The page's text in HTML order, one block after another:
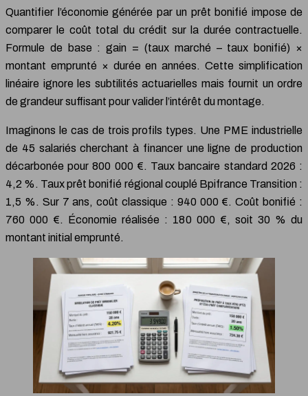
Quantifier l’économie générée par un prêt bonifié impose de
comparer le coût total du crédit sur la durée contractuelle.
Formule de base : gain = (taux marché – taux bonifié) ×
montant emprunté × durée en années. Cette simplification
linéaire ignore les subtilités actuarielles mais fournit un ordre
de grandeur suffisant pour valider l’intérêt du montage.
Imaginons le cas de trois profils types. Une PME industrielle
de 45 salariés cherchant à financer une ligne de production
décarbonée pour 800 000 €. Taux bancaire standard 2026 :
4,2 %. Taux prêt bonifié régional couplé Bpifrance Transition :
1,5 %. Sur 7 ans, coût classique : 940 000 €. Coût bonifié :
760 000 €. Économie réalisée : 180 000 €, soit 30 % du
montant initial emprunté.